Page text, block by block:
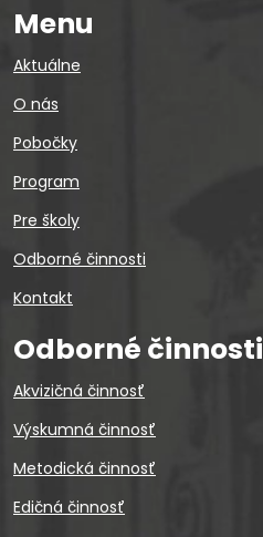
Menu
Aktuálne
O nás
Pobočky
Program
Pre školy
Odborné činnosti
Kontakt
Odborné činnosti
Akvizičná činnosť
Výskumná činnosť
Metodická činnosť
Edičná činnosť